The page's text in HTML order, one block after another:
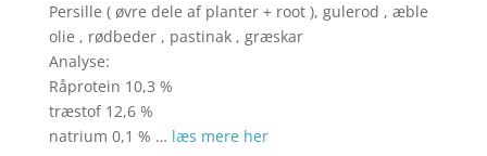
Persille ( øvre dele af planter + root ), gulerod , æble
olie , rødbeder , pastinak , græskar
Analyse:
Råprotein 10,3 %
træstof 12,6 %
natrium 0,1 % … læs mere her